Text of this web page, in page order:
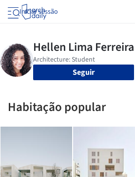
Iniciar sessão
Seguir
Habitação popular